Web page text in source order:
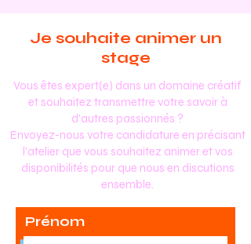
Je souhaite animer un
stage
Vous êtes expert(e) dans un domaine créatif
et souhaitez transmettre votre savoir à
d'autres passionnés ?
Envoyez-nous votre candidature en précisant
l'atelier que vous souhaitez animer et vos
disponibilités pour que nous en discutions
ensemble.
Prénom